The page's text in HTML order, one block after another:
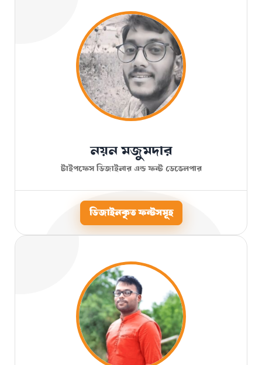
নয়ন মজুমদার
টাইপফেস ডিজাইনার এন্ড ফন্ট ডেভেলপার
ডিজাইনকৃত ফন্টসমূহ